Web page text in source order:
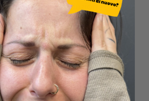
stimolare la produzione
non è soltanto
modo per i masticativi
cane provasoddisfazione